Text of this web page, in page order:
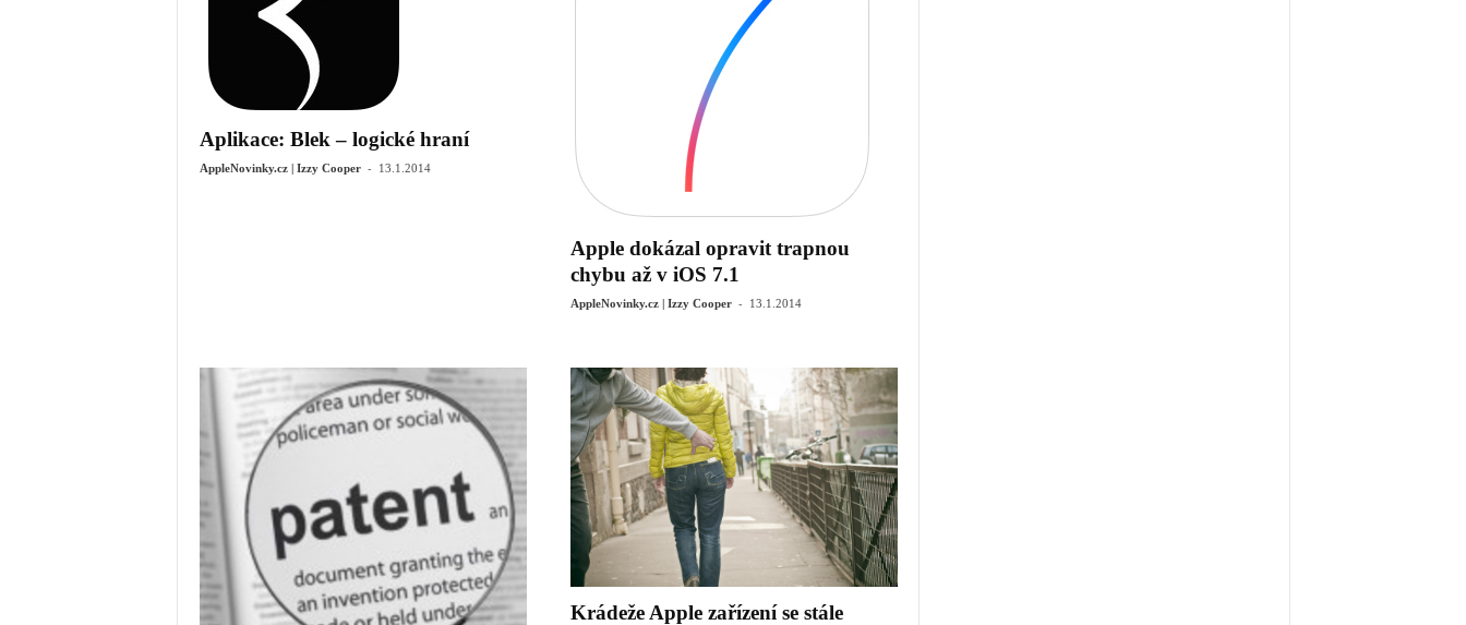
Aplikace: Blek – logické hraní
AppleNovinky.cz | Izzy Cooper - 13.1.2014
Apple dokázal opravit trapnou
chybu až v iOS 7.1
AppleNovinky.cz | Izzy Cooper - 13.1.2014
Krádeže Apple zařízení se stále